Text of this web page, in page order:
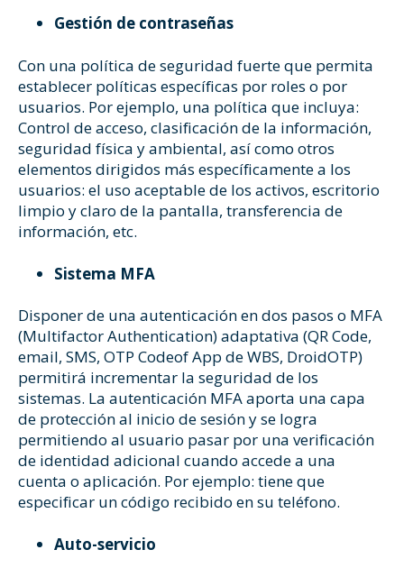
Gestión de contraseñas
Con una política de seguridad fuerte que permita
establecer políticas específicas por roles o por
usuarios. Por ejemplo, una política que incluya:
Control de acceso, clasificación de la información,
seguridad física y ambiental, así como otros
elementos dirigidos más específicamente a los
usuarios: el uso aceptable de los activos, escritorio
limpio y claro de la pantalla, transferencia de
información, etc.
Sistema MFA
Disponer de una autenticación en dos pasos o MFA
(Multifactor Authentication) adaptativa (QR Code,
email, SMS, OTP Codeof App de WBS, DroidOTP)
permitirá incrementar la seguridad de los
sistemas. La autenticación MFA aporta una capa
de protección al inicio de sesión y se logra
permitiendo al usuario pasar por una verificación
de identidad adicional cuando accede a una
cuenta o aplicación. Por ejemplo: tiene que
especificar un código recibido en su teléfono.
Auto-servicio